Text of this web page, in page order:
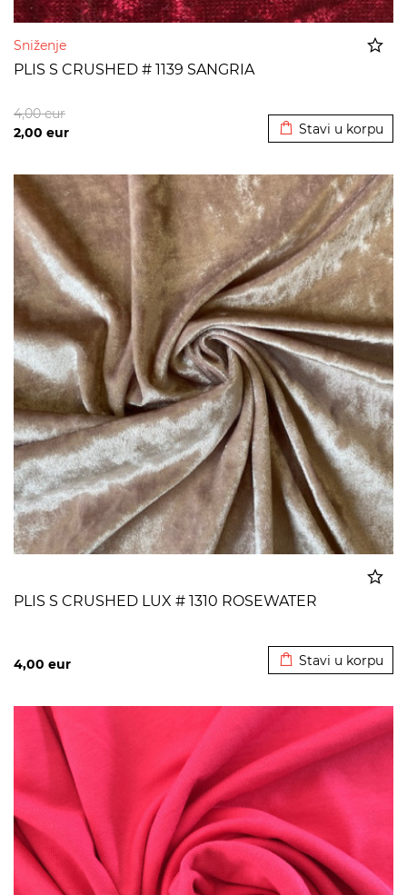
Sniženje
PLIS S CRUSHED # 1139 SANGRIA
2,00 eur
4,00eur
Stavi u korpu
PLIS S CRUSHED LUX # 1310 ROSEWATER
4,00 eur Stavi u korpu